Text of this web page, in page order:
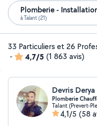
Plomberie -
à Talant (21)
33 Particuliers et 26
-
4,7/5 (1 863 avis)
Devris
Plomberie
Talant (Prevert-
4,1/5 (58